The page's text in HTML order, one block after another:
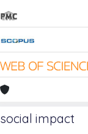
social impact